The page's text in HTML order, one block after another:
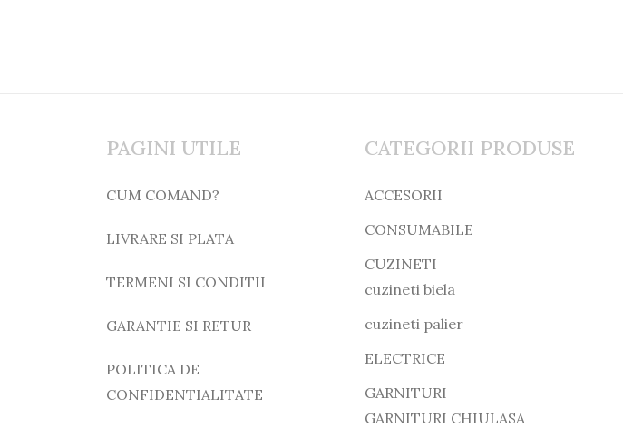
PAGINI UTILE
CUM COMAND?
LIVRARE SI PLATA
TERMENI SI CONDITII
GARANTIE SI RETUR
POLITICA DE
CONFIDENTIALITATE
CATEGORII PRODUSE
ACCESORII
CONSUMABILE
CUZINETI
cuzineti biela
cuzineti palier
ELECTRICE
GARNITURI
GARNITURI CHIULASA